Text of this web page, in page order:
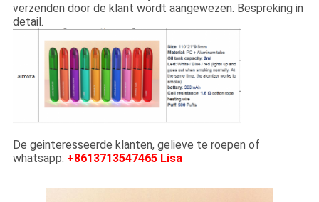
verzenden door de klant wordt aangewezen. Bespreking in
detail.
De geinteresseerde klanten, gelieve te roepen of
whatsapp: +8613713547465 Lisa